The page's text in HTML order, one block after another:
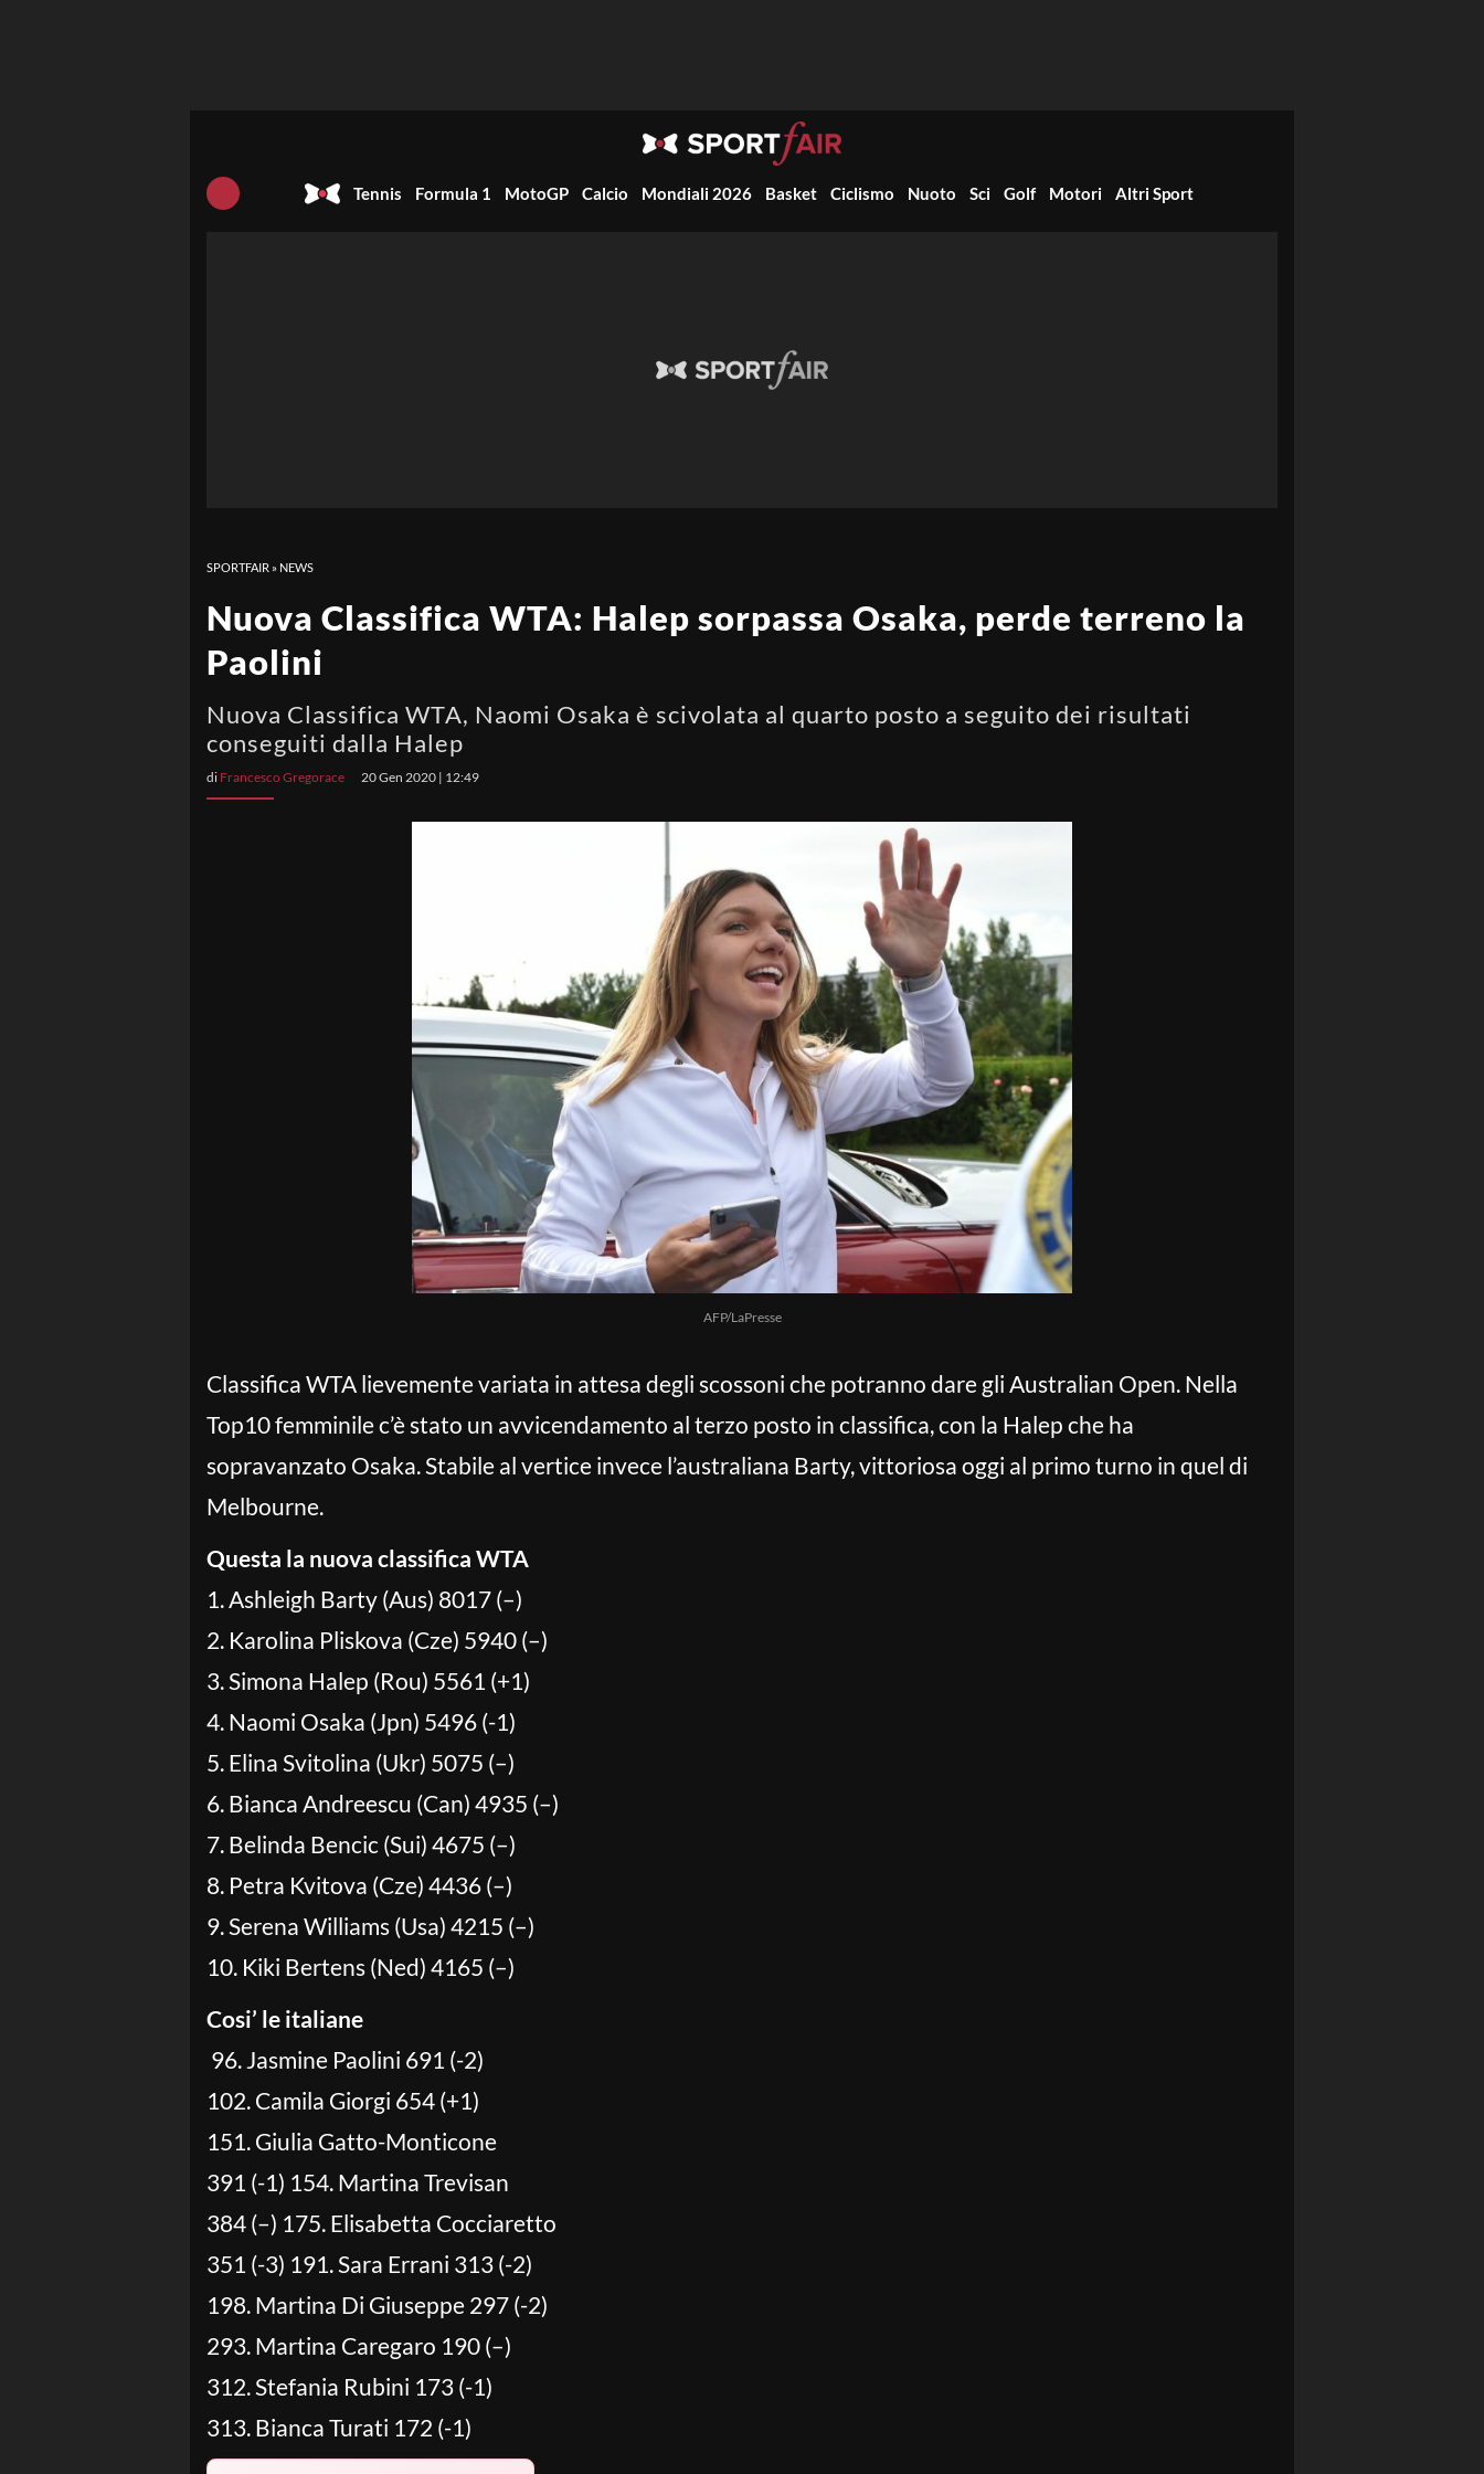
Tennis Formula 1 MotoGP Calcio Mondiali 2026 Basket Ciclismo Nuoto Sci Golf Motori Altri Sport
SPORTFAIR » NEWS
Nuova Classifica WTA: Halep sorpassa Osaka, perde terreno la
Paolini
Nuova Classifica WTA, Naomi Osaka è scivolata al quarto posto a seguito dei risultati
conseguiti dalla Halep
di Francesco Gregorace 20 Gen 2020 | 12:49
AFP/LaPresse
Classifica WTA lievemente variata in attesa degli scossoni che potranno dare gli Australian Open. Nella
Top10 femminile c’è stato un avvicendamento al terzo posto in classifica, con la Halep che ha
sopravanzato Osaka. Stabile al vertice invece l’australiana Barty, vittoriosa oggi al primo turno in quel di
Melbourne.
Questa la nuova classifica WTA
1. Ashleigh Barty (Aus) 8017 (–)
2. Karolina Pliskova (Cze) 5940 (–)
3. Simona Halep (Rou) 5561 (+1)
4. Naomi Osaka (Jpn) 5496 (-1)
5. Elina Svitolina (Ukr) 5075 (–)
6. Bianca Andreescu (Can) 4935 (–)
7. Belinda Bencic (Sui) 4675 (–)
8. Petra Kvitova (Cze) 4436 (–)
9. Serena Williams (Usa) 4215 (–)
10. Kiki Bertens (Ned) 4165 (–)
Cosi’ le italiane
96. Jasmine Paolini 691 (-2)
102. Camila Giorgi 654 (+1)
151. Giulia Gatto-Monticone
391 (-1) 154. Martina Trevisan
384 (–) 175. Elisabetta Cocciaretto
351 (-3) 191. Sara Errani 313 (-2)
198. Martina Di Giuseppe 297 (-2)
293. Martina Caregaro 190 (–)
312. Stefania Rubini 173 (-1)
313. Bianca Turati 172 (-1)